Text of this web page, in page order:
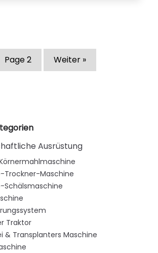
Ausrüstung
Trockner-Maschine
Schälsmaschine
Traktor
& Transplanters Maschine
Page2 Weiter »